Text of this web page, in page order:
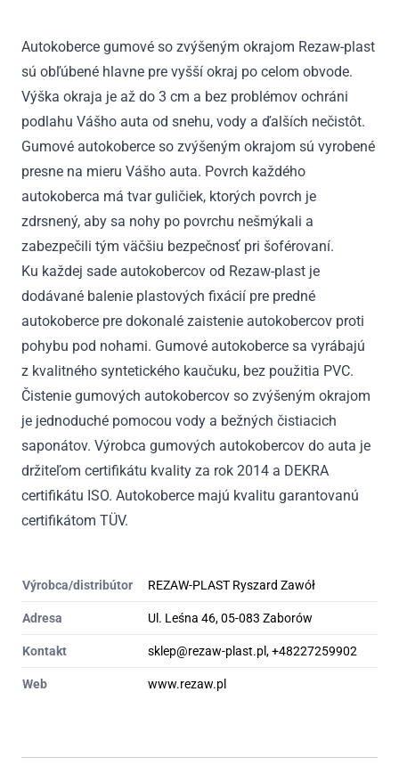
2012
Autokoberce gumové so zvýšeným okrajom Rezaw-plast
sú obľúbené hlavne pre vyšší okraj po celom obvode.
Výška okraja je až do 3 cm a bez problémov ochráni
podlahu Vášho auta od snehu, vody a ďalších nečistôt.
Gumové autokoberce so zvýšeným okrajom sú vyrobené
presne na mieru Vášho auta. Povrch každého
autokoberca má tvar guličiek, ktorých povrch je
zdrsnený, aby sa nohy po povrchu nešmýkali a
zabezpečili tým väčšiu bezpečnosť pri šoférovaní.
Ku každej sade autokobercov od Rezaw-plast je
dodávané balenie plastových fixácií pre predné
autokoberce pre dokonalé zaistenie autokobercov proti
pohybu pod nohami. Gumové autokoberce sa vyrábajú
z kvalitného syntetického kaučuku, bez použitia PVC.
Čistenie gumových autokobercov so zvýšeným okrajom
je jednoduché pomocou vody a bežných čistiacich
saponátov. Výrobca gumových autokobercov do auta je
držiteľom certifikátu kvality za rok 2014 a DEKRA
certifikátu ISO. Autokoberce majú kvalitu garantovanú
certifikátom TÜV.
Výrobca/distribútor REZAW-PLAST Ryszard Zawół
Adresa Ul. Leśna 46, 05-083 Zaborów
Kontakt sklep@rezaw-plast.pl, +48227259902
Web www.rezaw.pl